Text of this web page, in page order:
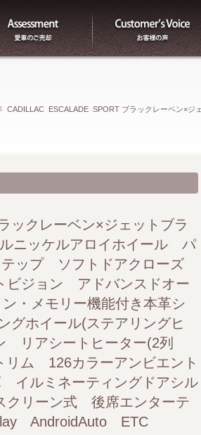
買取
CADILLAC ESCALADE SPORT ブラックレーベン×
ンチレーション リアシートヒーター(2列目) ナチュ
ティング フロントセンターコンソール冷蔵・冷凍庫
ッチスクリーン式 後席エンターテインメント AKG
ックレーベン×ジェットブラ
ニッケルアロイホイール パ
テップ ソフトドアクローズ
ビジョン アドバンスドオー
・メモリー機能付き本革シ
ホイール(ステアリングヒ
リアシートヒーター(2列
リム 126カラーアンビエント
イルミネーティングドアシル
クリーン式 後席エンターテ
AndroidAuto ETC